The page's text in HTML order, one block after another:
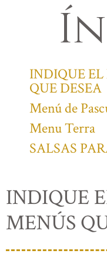
INDIQUE
QUE DESEA
Menú de
Menu Terra
SALSAS
INDIQUE
MENÚS